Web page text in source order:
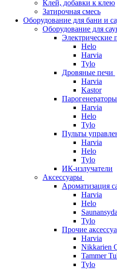
Клей, добавки к клею
Затирочная смесь
Оборудование для бани и
Оборудование для
Электрические
Helo
Harvia
Tylo
Дровяные печи
Harvia
Kastor
Парогенераторы
Harvia
Helo
Tylo
Пульты
Harvia
Helo
Tylo
ИК-излучатели
Аксессуары
Ароматизация
Harvia
Helo
Tylo
Прочие
Harvia
Nikkarien
Tammer
Tylo